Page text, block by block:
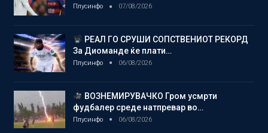
Плусинфо 07/08/2026
РЕАЛ ГО СРУШИ СОПСТВЕНИОТ РЕКОРД
За Диоманде ќе плати…
Плусинфо 06/08/2026
ВОЗНЕМИРУВАЧКО Гром усмрти
фудбалер среде натпревар во…
Плусинфо 06/08/2026